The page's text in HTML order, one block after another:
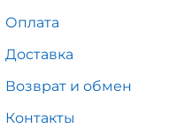
Оплата
Доставка
Возврат и обмен
Контакты